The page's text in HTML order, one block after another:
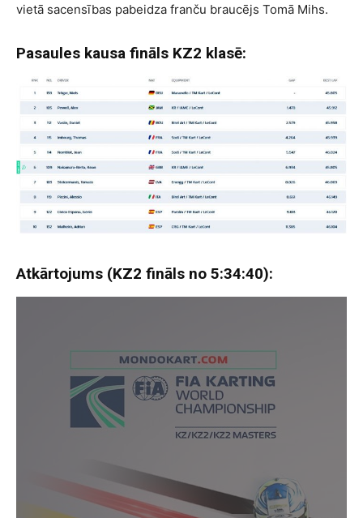
vietā sacensības pabeidza franču braucējs Tomā Mihs.
Pasaules kausa fināls KZ2 klasē:
Atkārtojums (KZ2 fināls no 5:34:40):